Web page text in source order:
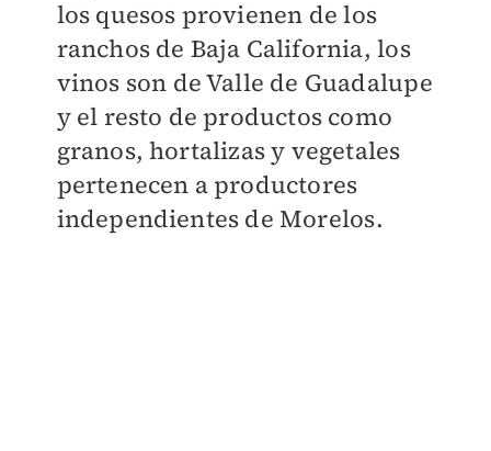
los quesos provienen de los
ranchos de Baja California, los
vinos son de Valle de Guadalupe
y el resto de productos como
granos, hortalizas y vegetales
pertenecen a productores
independientes de Morelos.